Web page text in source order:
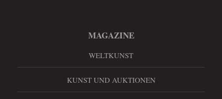
MAGAZINE
WELTKUNST
KUNST UND AUKTIONEN